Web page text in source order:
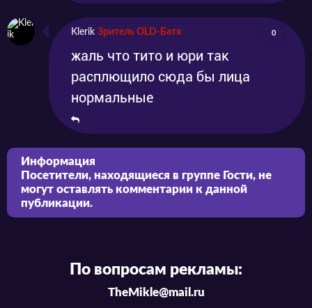
Klerik Зритель OLD-Батя 0
жаль что тито и юри так
расплющило сюда бы лица
нормальные
Информация
Посетители, находящиеся в группе Гости, не
могут оставлять комментарии к данной
публикации.
По вопросам рекламы:
TheMikle@mail.ru